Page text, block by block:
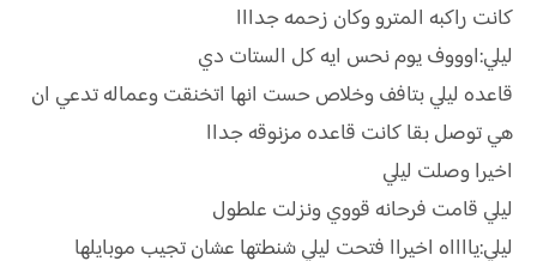
كانت راكبه المترو وكان زحمه جدااا
ليلي:اوووف يوم نحس ايه كل الستات دي
قاعده ليلي بتافف وخلاص حست انها اتخنقت وعماله تدعي ان
هي توصل بقا كانت قاعده مزنوقه جداا
اخيرا وصلت ليلي
ليلي قامت فرحانه قووي ونزلت علطول
ليلي:يااااه اخيراا فتحت ليلي شنطتها عشان تجيب موبايلها